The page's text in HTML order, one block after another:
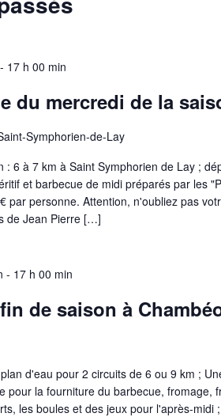
- 17 h 00 min
du mercredi de la
Symphorien-de-Lay
: 6 à 7 km à Saint Symphorien de Lay ;
et barbecue de midi préparés par les
par personne. Attention, n'oubliez pas
de Jean Pierre […]
- 17 h 00 min
de saison à
d'eau pour 2 circuits de 6 ou 9 km ;
pour la fourniture du barbecue, fromage,
les boules et des jeux pour l'après-midi